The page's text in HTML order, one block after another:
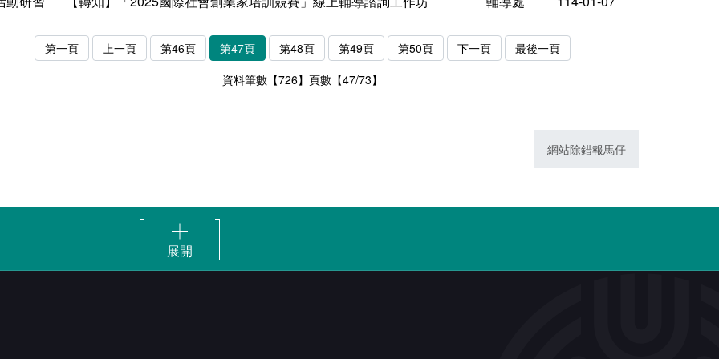
第一頁 上一頁 第46頁 第47頁 第48頁 第49頁 第50頁 下一頁
最後一頁
資料筆數【726】頁數【47/73】
網站除錯報馬仔
展開